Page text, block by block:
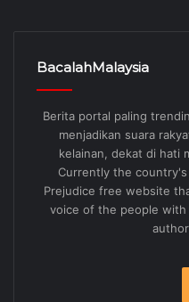
BacalahMalaysia
Berita portal paling
menjadikan suara
kelainan, dekat di hati
Currently the
Prejudice free website
voice of the people